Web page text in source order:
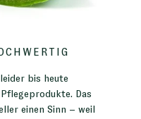
bis heute
Das
einen Sinn – weil